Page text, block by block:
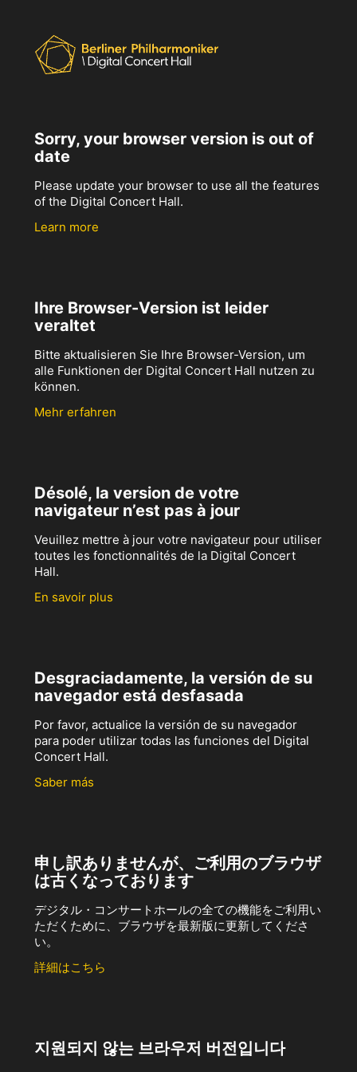
Sorry, your browser version is out of
date
Please update your browser to use all the features
of the Digital Concert Hall.
Learn more
Ihre Browser-Version ist leider
veraltet
Bitte aktualisieren Sie Ihre Browser-Version, um
alle Funktionen der Digital Concert Hall nutzen zu
können.
Mehr erfahren
Désolé, la version de votre
navigateur n’est pas à jour
Veuillez mettre à jour votre navigateur pour utiliser
toutes les fonctionnalités de la Digital Concert
Hall.
En savoir plus
Desgraciadamente, la versión de su
navegador está desfasada
Por favor, actualice la versión de su navegador
para poder utilizar todas las funciones del Digital
Concert Hall.
Saber más
申し訳ありませんが、ご利用のブラウザ
は古くなっております
デジタル・コンサートホールの全ての機能をご利用い
ただくために、ブラウザを最新版に更新してくださ
い。
詳細はこちら
지원되지 않는 브라우저 버전입니다